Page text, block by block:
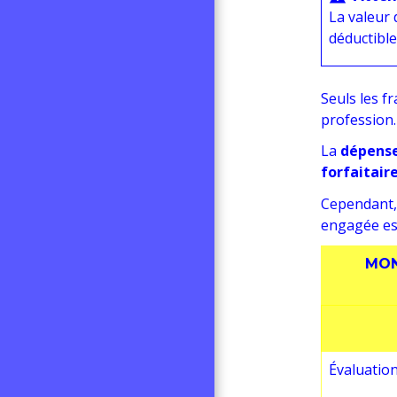
La valeur
Seuls les
profession.
La
engagée